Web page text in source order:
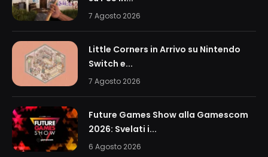
7 Agosto 2026
Little Corners in Arrivo su Nintendo
Switch e...
7 Agosto 2026
Future Games Show alla Gamescom
2026: Svelati i...
6 Agosto 2026